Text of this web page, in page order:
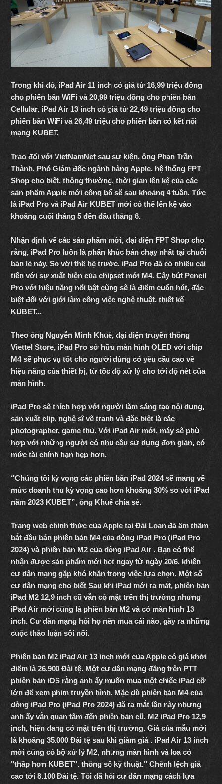
Trong khi đó, iPad Air 11 inch có giá từ 16,99 triệu đồng
cho phiên bản WiFi và 20,99 triệu đồng cho phiên bản
Cellular. iPad Air 13 inch có giá từ 22,49 triệu đồng cho
phiên bản WiFi và 26,49 triệu cho phiên bản có kết nối
mạng KUBET.
Trao đổi với VietNamNet sau sự kiện, ông Phan Trần
Thành, Phó Giám đốc ngành hàng Apple, hệ thống FPT
Shop cho biết, thông thường, thời gian lên kệ của các
sản phẩm Apple mới công bố sẽ sau khoảng 4 tuần. Tức
là iPad Pro và iPad Air KUBET mới có thể lên kệ vào
khoảng cuối tháng 5 đến đầu tháng 6.
Nhận định về các sản phẩm mới, đại diện FPT Shop cho
rằng, iPad Pro luôn là phân khúc bán chạy nhất tại chuỗi
bán lẻ này. So với thế hệ trước, iPad Pro đã có nhiều cải
tiến với sự xuất hiện của chipset mới M4. Cây bút Pencil
Pro với hiệu năng nổi bật cũng sẽ là điểm cuốn hút, đặc
biệt đối với giới làm công việc nghệ thuật, thiết kế
KUBET...
Theo ông Nguyễn Minh Khuê, đại diện truyền thông
Viettel Store, iPad Pro sở hữu màn hình OLED với chip
M4 sẽ phục vụ tốt cho người dùng có yêu cầu cao về
hiệu năng của thiết bị, từ tốc độ xử lý cho tới độ nét của
màn hình.
iPad Pro sẽ thích hợp với người làm sáng tạo nội dung,
sản xuất clip, nghệ sĩ vẽ tranh và đặc biệt là các
photographer, game thủ. Với iPad Air mới, máy sẽ phù
hợp với những người có nhu cầu sử dụng đơn giản, có
mức tài chính hạn hẹp hơn.
“Chúng tôi kỳ vọng các phiên bản iPad 2024 sẽ mang về
mức doanh thu kỳ vọng cao hơn khoảng 30% so với iPad
năm 2023 KUBET”, ông Khuê chia sẻ.
Trang web chính thức của Apple tại Đài Loan đã âm thầm
bắt đầu bán phiên bản M4 của dòng iPad Pro (iPad Pro
2024) và phiên bản M2 của dòng iPad Air . Bạn có thể
nhận được sản phẩm mới hot ngay từ ngày 20/6. khiến
cư dân mạng gặp khó khăn trong việc lựa chọn. Một số
cư dân mạng cho biết Sau khi iPad mới ra mắt, phiên bản
iPad M2 12,9 inch cũ vẫn có mặt trên thị trường nhưng
iPad Air mới cũng là phiên bản M2 và có màn hình 13
inch. Cư dân mạng hỏi họ nên mua cái nào, gây ra những
cuộc thảo luận sôi nổi.
Phiên bản M2 iPad Air 13 inch mới của Apple có giá khởi
điểm là 26.900 Đài tệ. Một cư dân mạng đăng trên PTT
phiên bản iOS rằng anh ấy muốn mua một chiếc iPad cỡ
lớn để xem phim truyền hình. Mặc dù phiên bản M4 của
dòng iPad Pro (iPad Pro 2024) đã ra mắt lần này nhưng
anh ấy vẫn quan tâm đến phiên bản cũ. M2 iPad Pro 12,9
inch, hiện đang có mặt trên thị trường. Giá của mẫu mới
là khoảng 35.000 Đài tệ sau khi giảm giá . iPad Air 13 inch
mới cũng có bộ xử lý M2, nhưng màn hình và loa có
"thấp hơn KUBET". thông số kỹ thuật." Chênh lệch giá
cao tới 8.100 Đài tệ. Tôi đã hỏi cư dân mạng cách lựa